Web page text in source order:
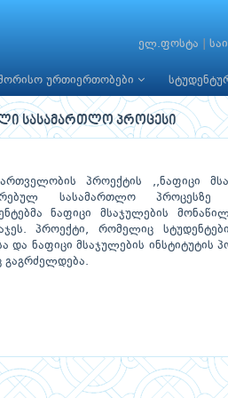
ელ.ფოსტა
ურთიერთობები
სასამართლო პროცესი
პროექტის ,,ნაფიცი
სასამართლო პროცესზე
ნაფიცი მსაჯულების
პროექტი, რომელიც
და ნაფიცი მსაჯულების ინსტიტუტის
გაგრძელდება.